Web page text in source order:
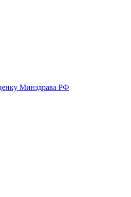
Минздрава РФ